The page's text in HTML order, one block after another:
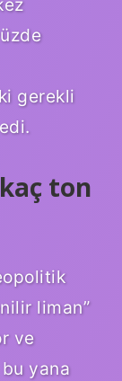
gerekli
ton
liman”
ve
bu yana